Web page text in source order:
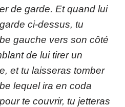
de garde. Et quand lui
ci-dessus, tu
gauche vers son côté
de lui tirer un
et tu laisseras tomber
lequel ira en coda
te couvrir, tu jetteras